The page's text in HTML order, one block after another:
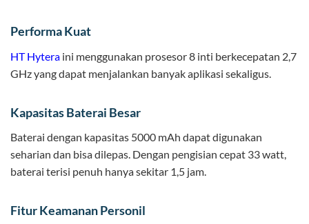
Performa Kuat
HT Hytera ini menggunakan prosesor 8 inti berkecepatan 2,7
GHz yang dapat menjalankan banyak aplikasi sekaligus.
Kapasitas Baterai Besar
Baterai dengan kapasitas 5000 mAh dapat digunakan
seharian dan bisa dilepas. Dengan pengisian cepat 33 watt,
baterai terisi penuh hanya sekitar 1,5 jam.
Fitur Keamanan Personil